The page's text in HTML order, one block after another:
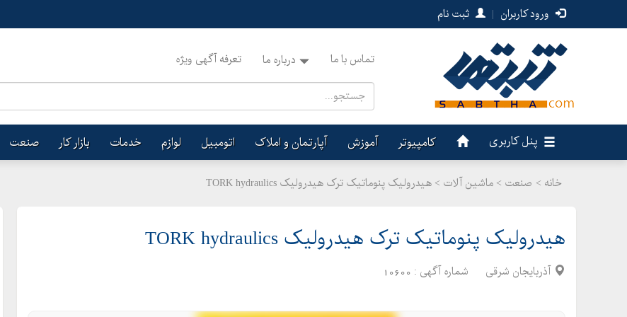
ورود کاربران | ثبت نام
تماس با ما درباره ما تعرفه آگهی ویژه
پنل کاربری کامپیوتر آموزش آپارتمان و املاک اتومبیل لوازم خدمات بازار کار صنعت
خانه > صنعت > ماشین آلات > هیدرولیک پنوماتیک ترک هیدرولیک TORK hydraulics
هیدرولیک پنوماتیک ترک هیدرولیک TORK hydraulics
آذربایجان شرقی شماره آگهی : 10600